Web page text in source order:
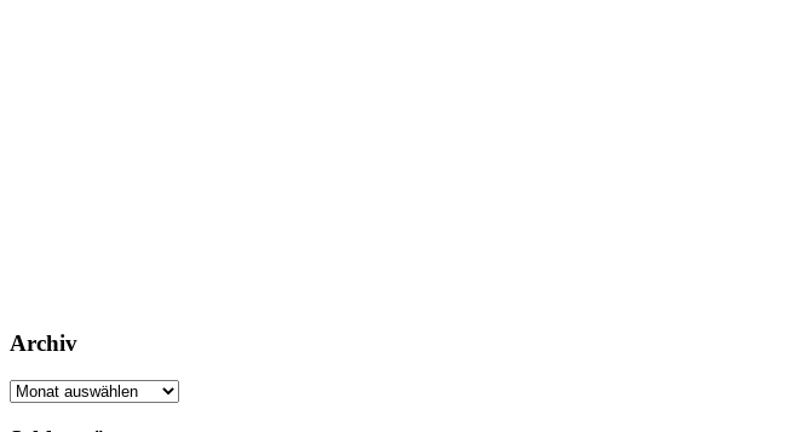
Archiv
Archiv